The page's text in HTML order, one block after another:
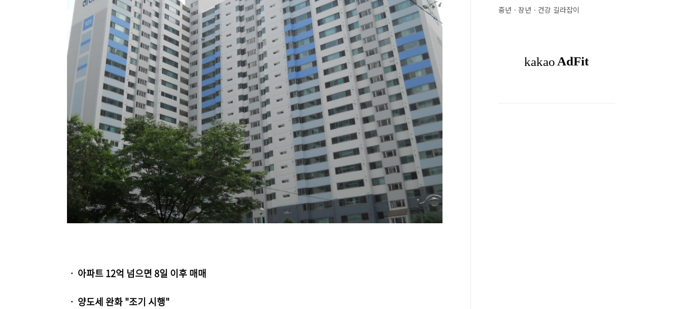
ㆍ 아파트 12억 넘으면 8일 이후 매매
ㆍ 양도세 완화 "조기 시행"
중년ㆍ장년ㆍ건강 길라잡이